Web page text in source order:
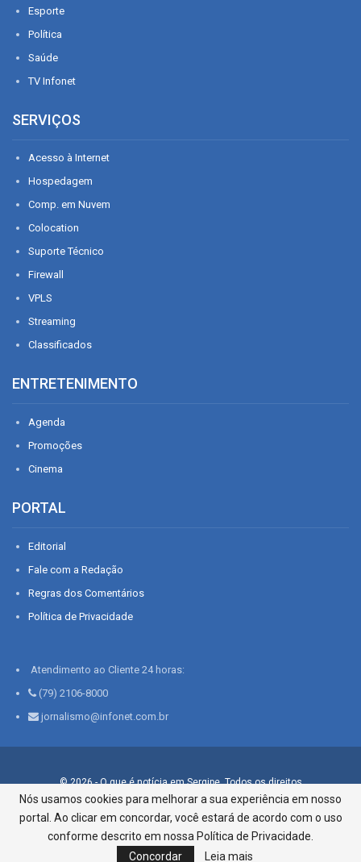
Esporte
Política
Saúde
TV Infonet
SERVIÇOS
Acesso à Internet
Hospedagem
Comp. em Nuvem
Colocation
Suporte Técnico
Firewall
VPLS
Streaming
Classificados
ENTRETENIMENTO
Agenda
Promoções
Cinema
PORTAL
Editorial
Fale com a Redação
Regras dos Comentários
Política de Privacidade
Atendimento ao Cliente 24 horas:
(79) 2106-8000
jornalismo@infonet.com.br
© 2026 - O que é notícia em Sergipe. Todos os direitos
reservados.
Infonet - Rua Monsenhor Silveira 276, Bairro São José |
Aracaju-SE, CEP 49015-030, Fone: 79.2106.8000 - CI Centro de
Informações LTDA
Nós usamos cookies para melhorar a sua experiência em nosso
portal. Ao clicar em concordar, você estará de acordo com o uso
conforme descrito em nossa Política de Privacidade.
Concordar
Leia mais